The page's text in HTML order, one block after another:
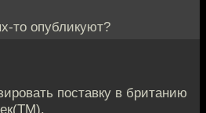
то опубликуют?
поставку в британию